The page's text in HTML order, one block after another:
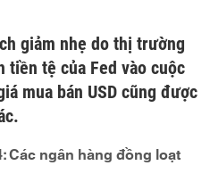
giảm nhẹ do thị trường
tiền tệ của Fed vào cuộc
mua bán USD cũng được
Các ngân hàng đồng loạt